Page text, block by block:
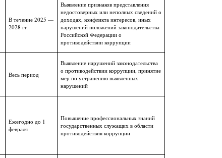
В течение 2025 —
2028 гг.
Выявление признаков представления
недостоверных или неполных сведений о
доходах, конфликта интересов, иных
нарушений положений законодательства
Российской Федерации о
противодействии коррупции
Весь период
Выявление нарушений законодательства
о противодействии коррупции, принятие
мер по устранению выявленных
нарушений
Ежегодно до 1
февраля
Повышение профессиональных знаний
государственных служащих в области
противодействия коррупции